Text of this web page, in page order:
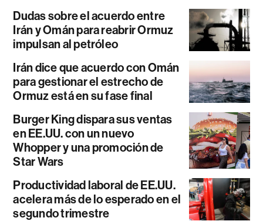
Dudas sobre el acuerdo entre
Irán y Omán para reabrir Ormuz
impulsan al petróleo
Irán dice que acuerdo con Omán
para gestionar el estrecho de
Ormuz está en su fase final
Burger King dispara sus ventas
en EE.UU. con un nuevo
Whopper y una promoción de
Star Wars
Productividad laboral de EE.UU.
acelera más de lo esperado en el
segundo trimestre